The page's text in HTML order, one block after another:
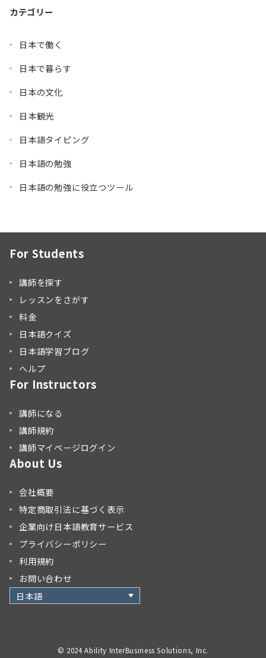
カテゴリー
日本で働く
日本で暮らす
日本の文化
日本観光
日本語タイピング
日本語の勉強
日本語の勉強に役立つツール
For Students
講師を探す
レッスンをさがす
料金
日本語クイズ
日本語学習ブログ
ヘルプ
For Instructors
講師になる
講師規約
講師マイページログイン
About Us
会社概要
特定商取引法に基づく表示
企業向け日本語教育サービス
プライバシーポリシー
利用規約
お問い合わせ
日本語
© 2024 Ability InterBusiness Solutions, Inc.